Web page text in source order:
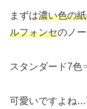
まずは濃い色の紙
ルフォンセのノ
スタンダード7色
可愛いですよね…